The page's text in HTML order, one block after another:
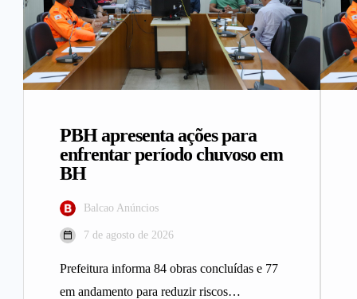
PBH apresenta ações para
enfrentar período chuvoso em
BH
Balcao Anúncios
7 de agosto de 2026
Prefeitura informa 84 obras concluídas e 77
em andamento para reduzir riscos